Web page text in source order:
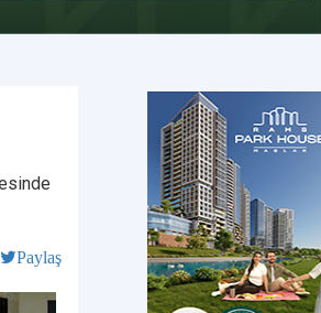
Paylaş